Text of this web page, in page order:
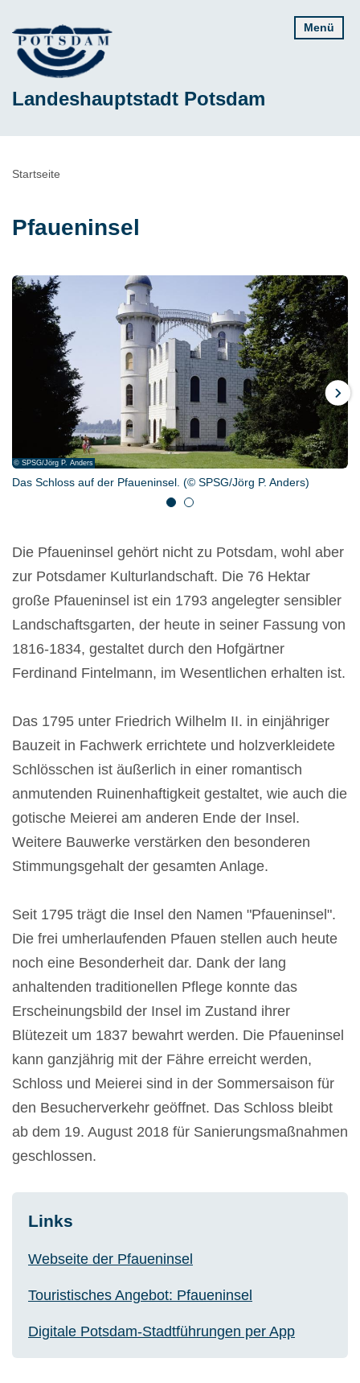
zum
Inhalt
Landeshauptstadt Potsdam
Menü
Pfadnavigation
Startseite
Pfaueninsel
© SPSG/Jörg P. Anders
Das Schloss auf der Pfaueninsel. (© SPSG/Jörg P. Anders)
© SPSG/Hans Bach
Luisentempel auf der Pfaueninsel (© SPSG/Hans Bach)
Weiter
1
Die Pfaueninsel gehört nicht zu Potsdam, wohl aber
zur Potsdamer Kulturlandschaft. Die 76 Hektar
große Pfaueninsel ist ein 1793 angelegter sensibler
Landschaftsgarten, der heute in seiner Fassung von
1816-1834, gestaltet durch den Hofgärtner
Ferdinand Fintelmann, im Wesentlichen erhalten ist.
Das 1795 unter Friedrich Wilhelm II. in einjähriger
Bauzeit in Fachwerk errichtete und holzverkleidete
Schlösschen ist äußerlich in einer romantisch
anmutenden Ruinenhaftigkeit gestaltet, wie auch die
gotische Meierei am anderen Ende der Insel.
Weitere Bauwerke verstärken den besonderen
Stimmungsgehalt der gesamten Anlage.
Seit 1795 trägt die Insel den Namen "Pfaueninsel".
Die frei umherlaufenden Pfauen stellen auch heute
noch eine Besonderheit dar. Dank der lang
anhaltenden traditionellen Pflege konnte das
Erscheinungsbild der Insel im Zustand ihrer
Blütezeit um 1837 bewahrt werden. Die Pfaueninsel
kann ganzjährig mit der Fähre erreicht werden,
Schloss und Meierei sind in der Sommersaison für
den Besucherverkehr geöffnet. ​Das Schloss bleibt
ab dem 19. August 2018 für Sanierungsmaßnahmen
geschlossen.
Links
Webseite der Pfaueninsel
Touristisches Angebot: Pfaueninsel
Digitale Potsdam-Stadtführungen per App